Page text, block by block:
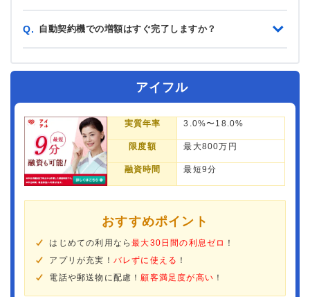
Q. 自動契約機での増額はすぐ完了しますか？
アイフル
実質年率 3.0%〜18.0%
限度額 最大800万円
融資時間 最短9分
おすすめポイント
はじめての利用なら最大30日間の利息ゼロ ！
アプリが充実！ バレずに使える ！
電話や郵送物に配慮！ 顧客満足度が高い ！